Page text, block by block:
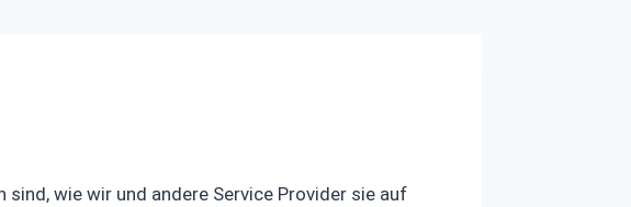
wie wir und andere Service Provider sie auf